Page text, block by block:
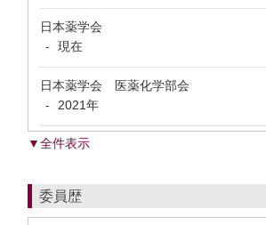
日本薬学会
- 現在
日本薬学会 医薬化学部会
- 2021年
▼全件表示
委員歴